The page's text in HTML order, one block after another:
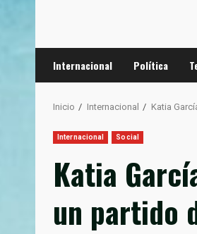
Internacional Política
Inicio Internacional Katia
Internacional Social
Katia
un partido